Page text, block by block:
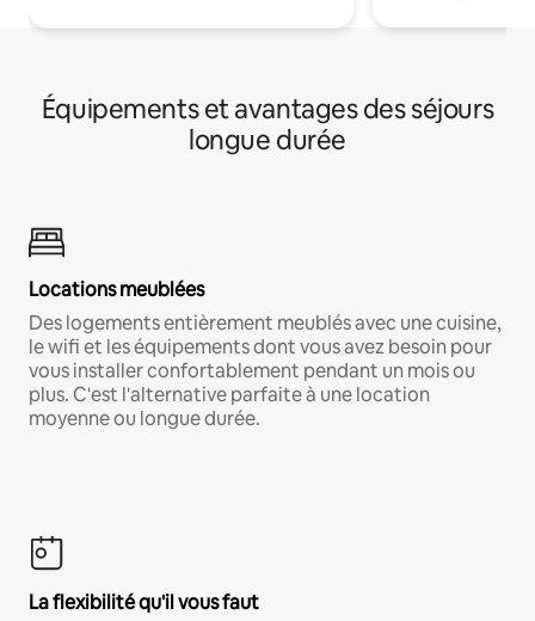
Équipements et avantages des séjours
longue durée
Locations meublées
Des logements entièrement meublés avec une cuisine,
le wifi et les équipements dont vous avez besoin pour
vous installer confortablement pendant un mois ou
plus. C'est l'alternative parfaite à une location
moyenne ou longue durée.
La flexibilité qu'il vous faut